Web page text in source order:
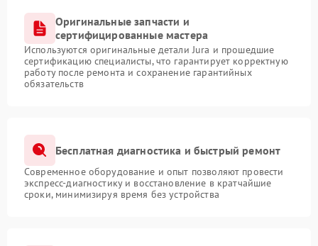
Оригинальные запчасти и
сертифицированные мастера
Используются оригинальные детали Jura и прошедшие
сертификацию специалисты, что гарантирует корректную
работу после ремонта и сохранение гарантийных
обязательств
Бесплатная диагностика и быстрый ремонт
Современное оборудование и опыт позволяют провести
экспресс-диагностику и восстановление в кратчайшие
сроки, минимизируя время без устройства